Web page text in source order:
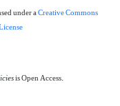
under aCreative Commons
is Open Access.